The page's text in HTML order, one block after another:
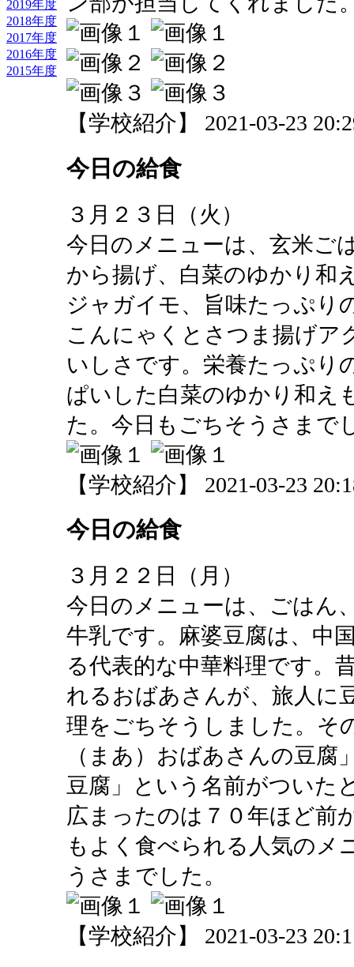
2019年度
2018年度
2017年度
2016年度
2015年度
【学校紹介】 2021-03-23
今日の給食
３月２３日（火）
今日のメニューは、玄米ご
から揚げ、白菜のゆかり和
ジャガイモ、旨味たっぷり
こんにゃくとさつま揚げア
いしさです。栄養たっぷり
ぱいした白菜のゆかり和え
た。今日もごちそうさまで
【学校紹介】 2021-03-23
今日の給食
３月２２日（月）
今日のメニューは、ごはん
牛乳です。麻婆豆腐は、中
る代表的な中華料理です。
れるおばあさんが、旅人に
理をごちそうしました。そ
（まあ）おばあさんの豆
豆腐」という名前がついた
広まったのは７０年ほど前
もよく食べられる人気のメ
うさまでした。
【学校紹介】 2021-03-23